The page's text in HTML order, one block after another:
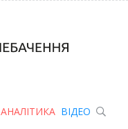
АНАЛІТИКА ВІДЕО